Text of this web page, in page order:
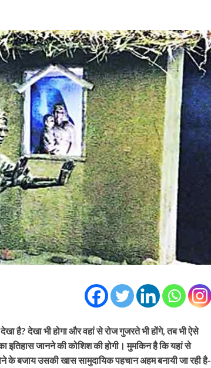
है? देखा भी होगा और वहां से रोज गुजरते भी होंगे, तब भी ऐसे
इतिहास जानने की कोशिश की होगी। मुमकिन है कि यहां से
बजाय उसकी खास सामुदायिक पहचान अहम बनायी जा रही है-